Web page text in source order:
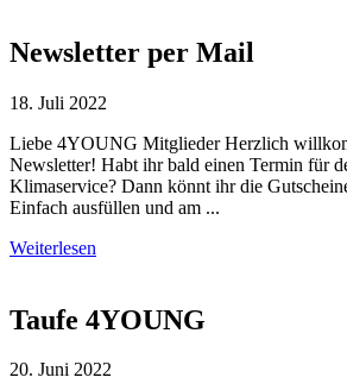
Newsletter per Mail
18. Juli 2022
Liebe 4YOUNG Mitglieder Herzlich
Newsletter! Habt ihr bald einen Termin für
Klimaservice? Dann könnt ihr die
Einfach ausfüllen und am ...
Weiterlesen
Taufe 4YOUNG
20. Juni 2022